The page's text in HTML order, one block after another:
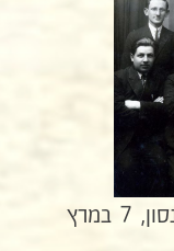
חברי "התאחדות" עם אברהם לוינסון, 7 במרץ